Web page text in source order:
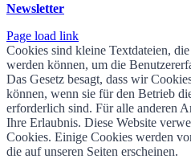
Newsletter
Page load link
Cookies sind kleine Textdateien,
werden können, um die
Das Gesetz besagt, dass wir
können, wenn sie für den Betrieb
erforderlich sind. Für alle anderen
Ihre Erlaubnis. Diese Website
Cookies. Einige Cookies werden
die auf unseren Seiten erscheinen.